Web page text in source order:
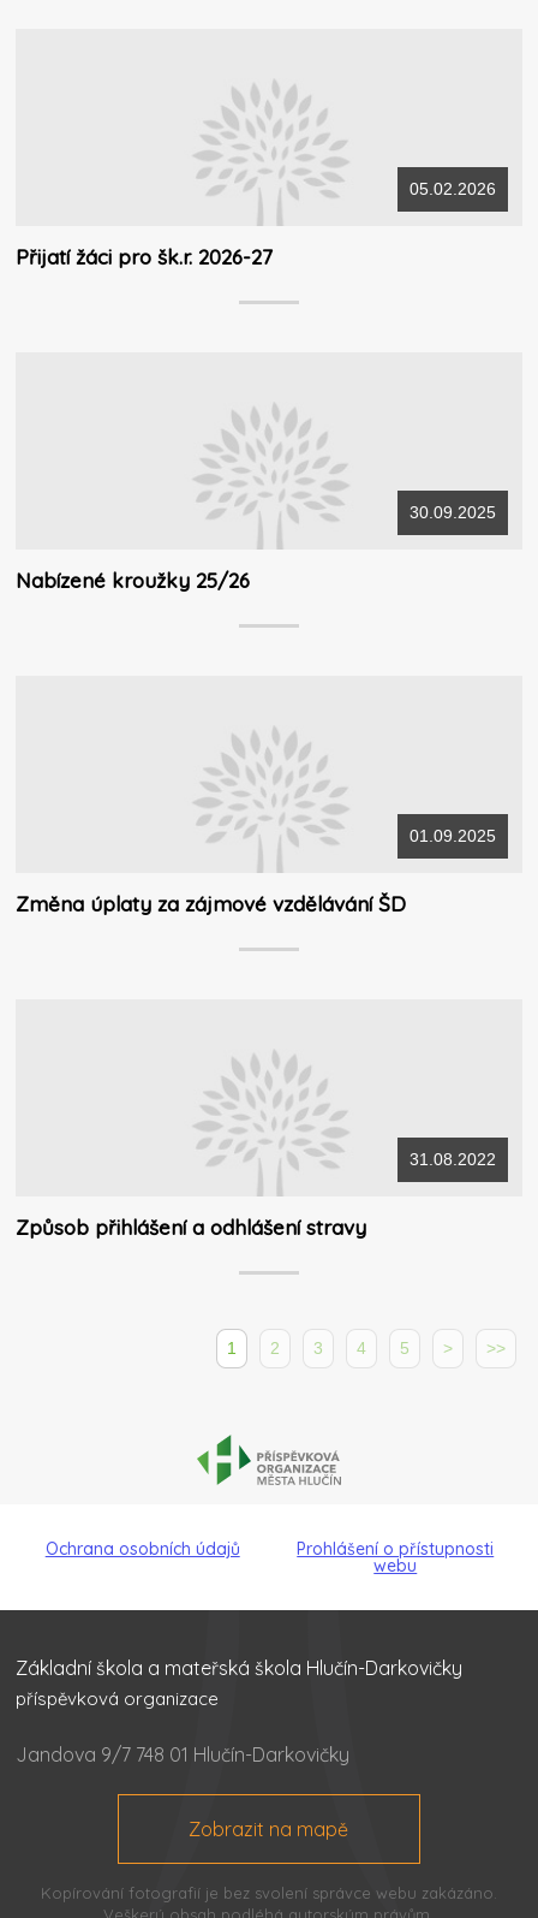
05.02.2026
Přijatí žáci pro šk.r. 2026-27
30.09.2025
Nabízené kroužky 25/26
01.09.2025
Změna úplaty za zájmové vzdělávání ŠD
31.08.2022
Způsob přihlášení a odhlášení stravy
1 2 3 4 5 > >>
Ochrana osobních údajů Prohlášení o přístupnosti
webu
Základní škola a mateřská škola Hlučín-Darkovičky
příspěvková organizace
Jandova 9/7 748 01 Hlučín-Darkovičky
Zobrazit na mapě
Kopírování fotografií je bez svolení správce webu zakázáno.